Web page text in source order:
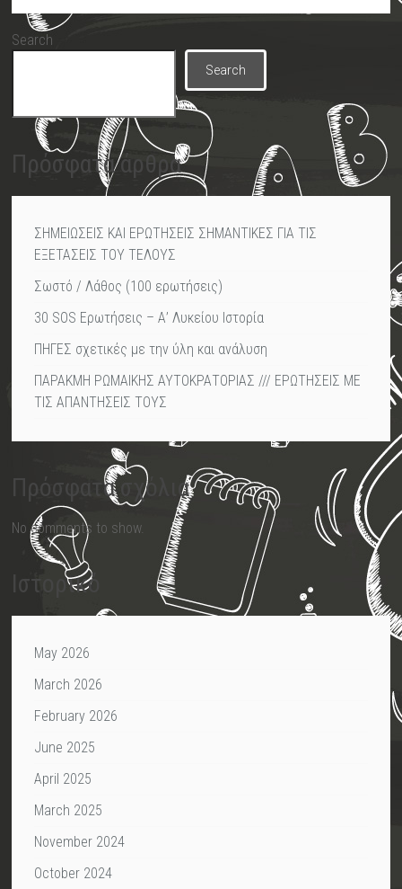
Search
Search
Πρόσφατα άρθρα
ΣΗΜΕΙΩΣΕΙΣ ΚΑΙ ΕΡΩΤΗΣΕΙΣ ΣΗΜΑΝΤΙΚΕΣ ΓΙΑ ΤΙΣ
ΕΞΕΤΑΣΕΙΣ ΤΟΥ ΤΕΛΟΥΣ
Σωστό / Λάθος (100 ερωτήσεις)
30 SOS Ερωτήσεις – Α’ Λυκείου Ιστορία
ΠΗΓΕΣ σχετικές με την ύλη και ανάλυση
ΠΑΡΑΚΜΗ ΡΩΜΑΙΚΗΣ ΑΥΤΟΚΡΑΤΟΡΙΑΣ /// ΕΡΩΤΗΣΕΙΣ ΜΕ
ΤΙΣ ΑΠΑΝΤΗΣΕΙΣ ΤΟΥΣ
Πρόσφατα σχόλια
No comments to show.
Ιστορικό
May 2026
March 2026
February 2026
June 2025
April 2025
March 2025
November 2024
October 2024